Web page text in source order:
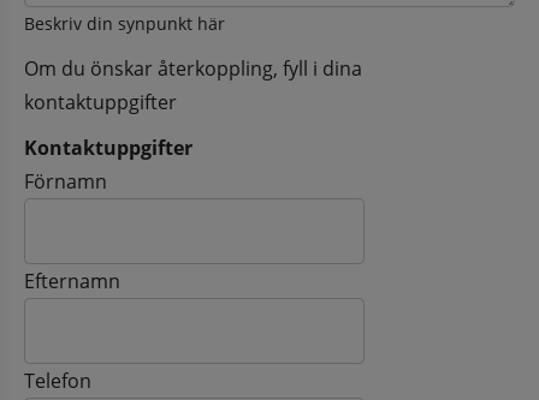
Beskriv din synpunkt här
Om du önskar återkoppling, fyll i dina
kontaktuppgifter
Kontaktuppgifter
Kontaktuppgifter
Förnamn
Efternamn
Telefon